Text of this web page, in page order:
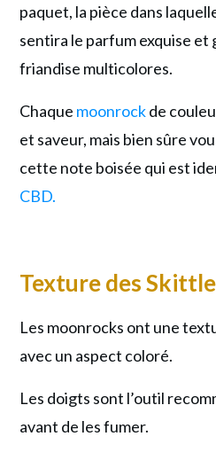
paquet, la pièce dans
sentira le parfum exquise
friandise multicolores.
Chaque moonrockde
et saveur, mais bien sûre
cette note boisée qui est
CBD.
Texture des
Les moonrocks ont une
avec un aspect coloré.
Les doigts sont l’outil
avant de les fumer.